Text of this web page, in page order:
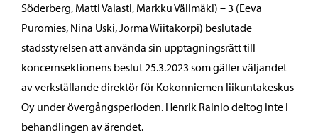
Söderberg, Matti Valasti, Markku Välimäki) – 3 (Eeva
Puromies, Nina Uski, Jorma Wiitakorpi) beslutade
stadsstyrelsen att använda sin upptagningsrätt till
koncernsektionens beslut 25.3.2023 som gäller väljandet
av verkställande direktör för Kokonniemen liikuntakeskus
Oy under övergångsperioden. Henrik Rainio deltog inte i
behandlingen av ärendet.